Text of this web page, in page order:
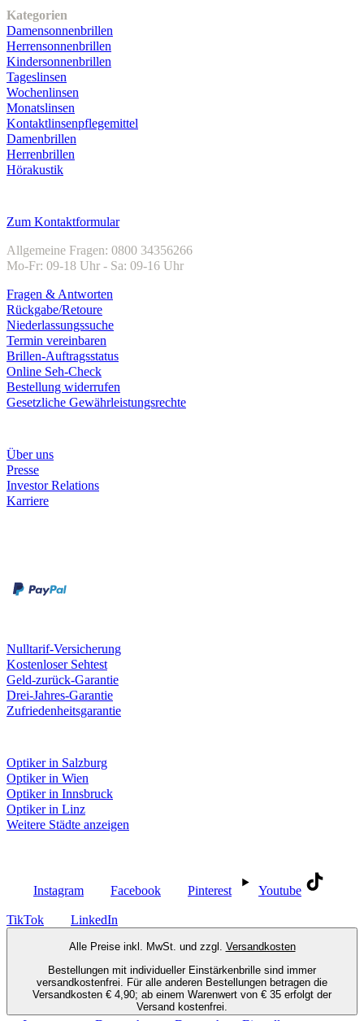
Kategorien
Damensonnenbrillen
Herrensonnenbrillen
Kindersonnenbrillen
Tageslinsen
Wochenlinsen
Monatslinsen
Kontaktlinsenpflegemittel
Damenbrillen
Herrenbrillen
Hörakustik
Zum Kontaktformular
Allgemeine Fragen: 0800 34356266
Mo-Fr: 09-18 Uhr - Sa: 09-16 Uhr
Fragen & Antworten
Rückgabe/Retoure
Niederlassungssuche
Termin vereinbaren
Brillen-Auftragsstatus
Online Seh-Check
Bestellung widerrufen
Gesetzliche Gewährleistungsrechte
Über uns
Presse
Investor Relations
Karriere
Nulltarif-Versicherung
Kostenloser Sehtest
Geld-zurück-Garantie
Drei-Jahres-Garantie
Zufriedenheitsgarantie
Optiker in Salzburg
Optiker in Wien
Optiker in Innsbruck
Optiker in Linz
Weitere Städte anzeigen
Instagram Facebook Pinterest Youtube
TikTok LinkedIn
Alle Preise inkl. MwSt. und zzgl. Versandkosten
Bestellungen mit individueller Einstärkenbrille sind immer
versandkostenfrei. Für alle anderen Bestellungen betragen die
Versandkosten € 4,90; ab einem Warenwert von € 35 erfolgt der
Versand kostenfrei.